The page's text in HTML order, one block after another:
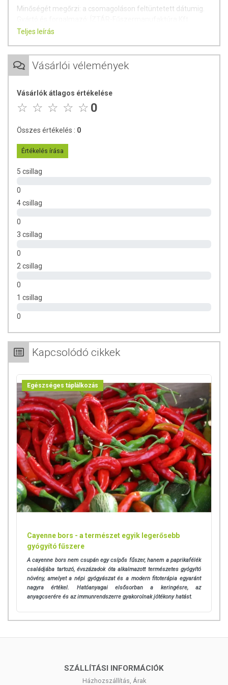
Minőségét megőrzi: a csomagoláson feltüntetett dátumig.
Teljes leírás
Vásárlói vélemények
Vásárlók átlagos értékelése
0
Összes értékelés : 0
Értékelés írása
5 csillag
0
4 csillag
0
3 csillag
0
2 csillag
0
1 csillag
0
Kapcsolódó cikkek
Egészséges táplálkozás
Cayenne bors - a természet egyik legerősebb
gyógyító fűszere
A cayenne bors nem csupán egy csípős fűszer, hanem a paprikafélék
családjába tartozó, évszázadok óta alkalmazott természetes gyógyító
növény, amelyet a népi gyógyászat és a modern fitoterápia egyaránt
nagyra értékel. Hatóanyagai elsősorban a keringésre, az
anyagcserére és az immunrendszerre gyakorolnak jótékony hatást.
SZÁLLÍTÁSI INFORMÁCIÓK
Házhozszállítás, Árak